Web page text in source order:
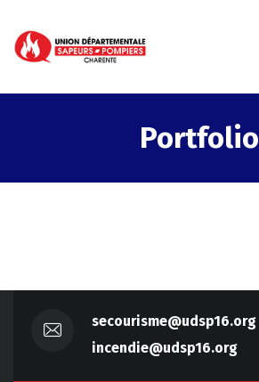
Portfolio
secourisme@udsp16.org
incendie@udsp16.org